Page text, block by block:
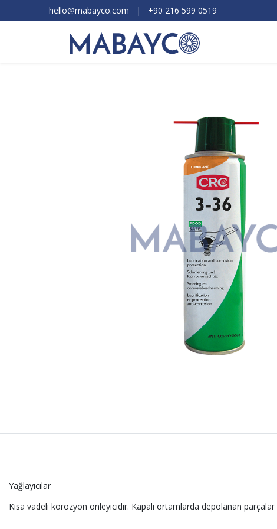
hello@mabayco.com | +90 216 599 0519​
Yağlayıcılar
Kısa vadeli korozyon önleyicidir. Kapalı ortamlarda depolanan